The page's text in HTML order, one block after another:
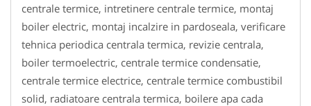
centrale termice, intretinere centrale termice, montaj
boiler electric, montaj incalzire in pardoseala, verificare
tehnica periodica centrala termica, revizie centrala,
boiler termoelectric, centrale termice condensatie,
centrale termice electrice, centrale termice combustibil
solid, radiatoare centrala termica, boilere apa cada